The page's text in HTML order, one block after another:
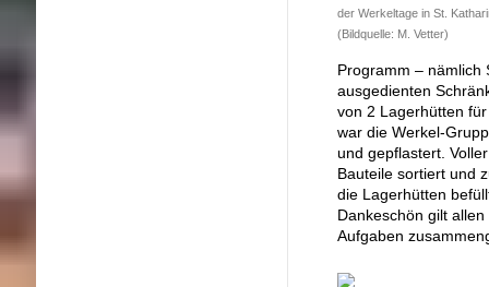
der Werkeltage in St.
(Bildquelle: M. Vetter)
Programm – nämlich
ausgedienten
von 2 Lagerhütten
war die Werkel-
und gepflastert.
Bauteile sortiert und
die Lagerhütten
Dankeschön gilt
Aufgaben